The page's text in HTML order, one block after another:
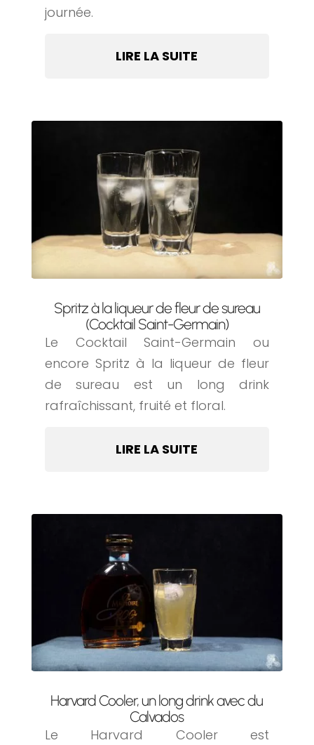
journée.
LIRE LA SUITE
Spritz à la liqueur de fleur de sureau
(Cocktail Saint-Germain)
Le Cocktail Saint-Germain ou
encore Spritz à la liqueur de fleur
de sureau est un long drink
rafraîchissant, fruité et floral.
LIRE LA SUITE
Harvard Cooler, un long drink avec du
Calvados
Le Harvard Cooler est